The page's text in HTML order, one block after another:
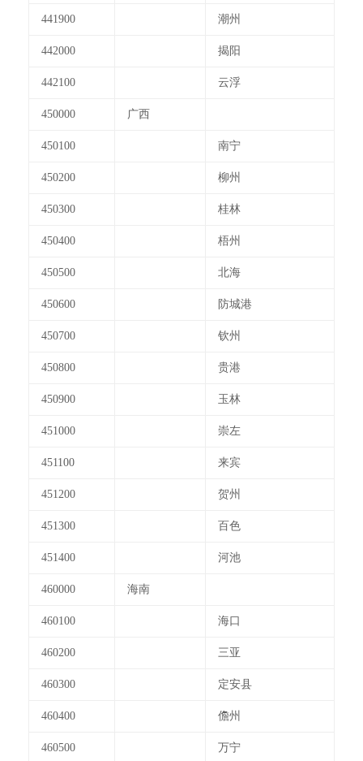
441900 潮州
442000 揭阳
442100 云浮
450000 广西
450100 南宁
450200 柳州
450300 桂林
450400 梧州
450500 北海
450600 防城港
450700 钦州
450800 贵港
450900 玉林
451000 崇左
451100 来宾
451200 贺州
451300 百色
451400 河池
460000 海南
460100 海口
460200 三亚
460300 定安县
460400 儋州
460500 万宁